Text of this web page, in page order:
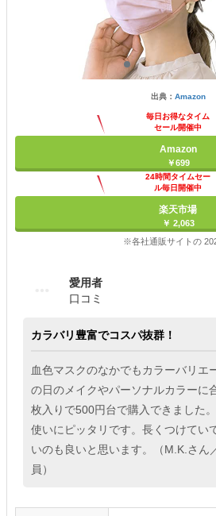
出典： Amazon
毎日お得なタイム
セール開催中
Amazon
￥699
24時間タイムセー
ル毎日開催中
楽天市場
￥ 2,063
※各社通販サイトの
愛用者
口コミ
カラバリ豊富でコスパ抜群！
血色マスクのなかでもカラーバリエ
の日のメイクやパーソナルカラーに
枚入りで500円台で購入できました
使いにピッタリです。長くつけてい
いのも良いと思います。（M.K.さん
員）